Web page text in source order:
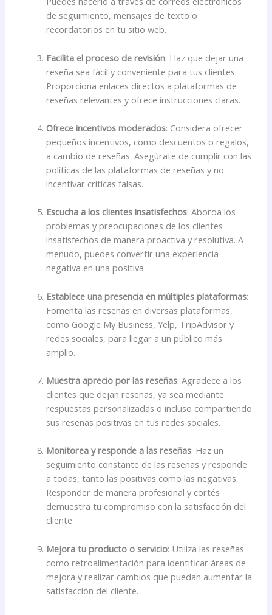
de seguimiento, mensajes de texto o
recordatorios en tu sitio web.
Facilita el proceso de revisión: Haz que dejar una
reseña sea fácil y conveniente para tus clientes.
Proporciona enlaces directos a plataformas de
reseñas relevantes y ofrece instrucciones claras.
Ofrece incentivos moderados: Considera ofrecer
pequeños incentivos, como descuentos o regalos,
a cambio de reseñas. Asegúrate de cumplir con las
políticas de las plataformas de reseñas y no
incentivar críticas falsas.
Escucha a los clientes insatisfechos: Aborda los
problemas y preocupaciones de los clientes
insatisfechos de manera proactiva y resolutiva. A
menudo, puedes convertir una experiencia
negativa en una positiva.
Establece una presencia en múltiples plataformas:
Fomenta las reseñas en diversas plataformas,
como Google My Business, Yelp, TripAdvisor y
redes sociales, para llegar a un público más
amplio.
Muestra aprecio por las reseñas: Agradece a los
clientes que dejan reseñas, ya sea mediante
respuestas personalizadas o incluso compartiendo
sus reseñas positivas en tus redes sociales.
Monitorea y responde a las reseñas: Haz un
seguimiento constante de las reseñas y responde
a todas, tanto las positivas como las negativas.
Responder de manera profesional y cortés
demuestra tu compromiso con la satisfacción del
cliente.
Mejora tu producto o servicio: Utiliza las reseñas
como retroalimentación para identificar áreas de
mejora y realizar cambios que puedan aumentar la
satisfacción del cliente.